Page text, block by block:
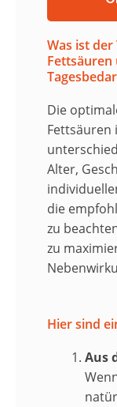
Was ist
Fettsäuren
Die
Fettsäuren
Alter,
die
zu
zu
Hier sind
Aus